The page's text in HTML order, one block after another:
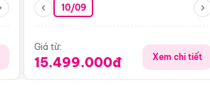
10/09
Giá từ:
15.499.000đ Xem chi tiết